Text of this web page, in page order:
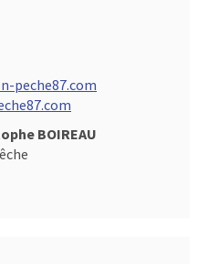
peche87.com
BOIREAU